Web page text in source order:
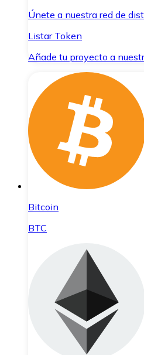
Únete a nuestra red de
Listar Token
Añade tu proyecto a
Bitcoin
BTC